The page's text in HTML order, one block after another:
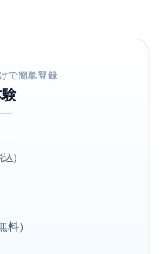
で簡単登録
）
）